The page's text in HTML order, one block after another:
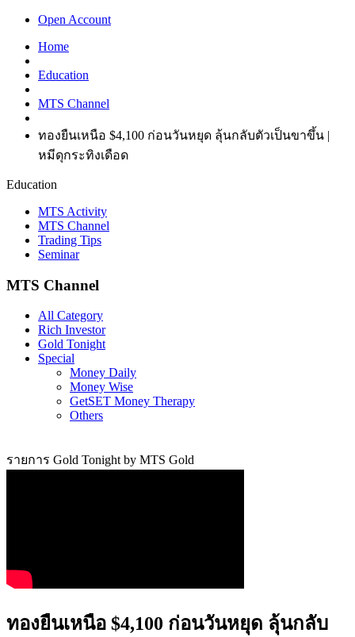
Open Account
Home
Education
MTS Channel
ทองยืนเหนือ $4,100 ก่อนวันหยุด ลุ้นกลับตัวเป็นขาขึ้น |
หมีดุกระทิงเดือด
Education
MTS Activity
MTS Channel
Trading Tips
Seminar
MTS Channel
All Category
Rich Investor
Gold Tonight
Special
Money Daily
Money Wise
GetSET Money Therapy
Others
รายการ Gold Tonight by MTS Gold
ทองยืนเหนือ $4,100 ก่อนวันหยุด ลุ้นกลับ